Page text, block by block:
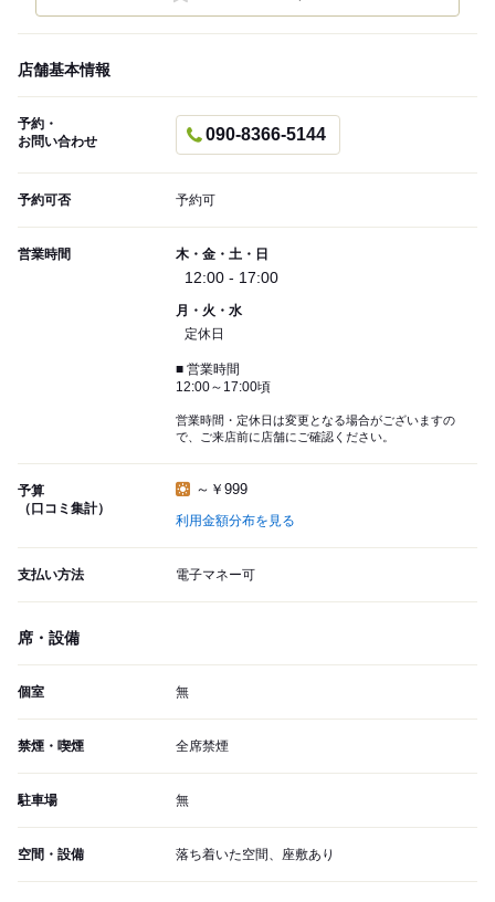
店舗基本情報
予約・
お問い合わせ
090-8366-5144
予約可否 予約可
営業時間 木・金・土・日
12:00 - 17:00
月・火・水
定休日
■ 営業時間
12:00～17:00頃
営業時間・定休日は変更となる場合がございますの
で、ご来店前に店舗にご確認ください。
予算
（口コミ集計）
～￥999
利用金額分布を見る
支払い方法 電子マネー可
席・設備
個室 無
禁煙・喫煙 全席禁煙
駐車場 無
空間・設備 落ち着いた空間、座敷あり